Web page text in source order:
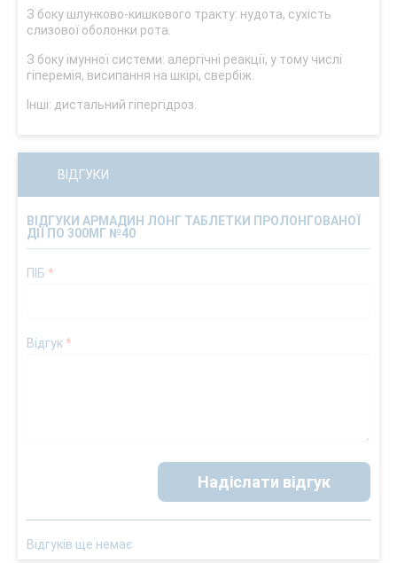
З боку шлунково-кишкового тракту: нудота, сухість
слизової оболонки рота.
З боку імунної системи: алергічні реакції, у тому числі
гіперемія, висипання на шкірі, свербіж.
Інші: дистальний гіпергідроз.
ВІДГУКИ
ВІДГУКИ АРМАДИН ЛОНГ ТАБЛЕТКИ ПРОЛОНГОВАНОЇ
ДІЇ ПО 300МГ №40
ПІБ *
Відгук*
Надіслати відгук
Відгуків ще немає